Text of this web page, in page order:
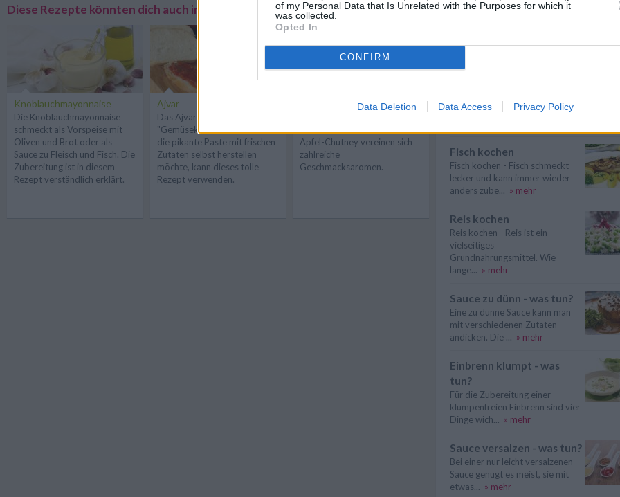
of my Personal Data that Is Unrelated with the Purposes for which it
was collected.
Opted In
CONFIRM
Data Deletion Data Access Privacy Policy
Diese Rezepte könnten dich auch interessieren
Knoblauchmayonnaise
Die Knoblauchmayonnaise
schmeckt als Vorspeise mit
Oliven und Brot oder als
Sauce zu Fleisch und Fisch. Die
Zubereitung ist in diesem
Rezept verständlich erklärt.
Ajvar
Das Ajvar ist auch als
"Gemüsekaviar" bekannt. Wer
die pikante Paste mit frischen
Zutaten selbst herstellen
möchte, kann dieses tolle
Rezept verwenden.
Apfel-Chutney
Apfel-Chutney vereinen sich
zahlreiche
Geschmacksaromen.
Als Grundlage für Suppen dienen
Meeresfrüchte kochen
Muscheln, Austern und Hummer
Fisch kochen
Fisch kochen - Fisch schmeckt
lecker und kann immer wieder
anders zube... » mehr
Reis kochen
Reis kochen - Reis ist ein
vielseitiges
Grundnahrungsmittel. Wie
lange... » mehr
Sauce zu dünn - was tun?
Eine zu dünne Sauce kann man
mit verschiedenen Zutaten
andicken. Die ... » mehr
Einbrenn klumpt - was
tun?
Für die Zubereitung einer
klumpenfreien Einbrenn sind vier
Dinge wich... » mehr
Sauce versalzen - was tun?
Bei einer nur leicht versalzenen
Sauce genügt es meist, sie mit
etwas... » mehr